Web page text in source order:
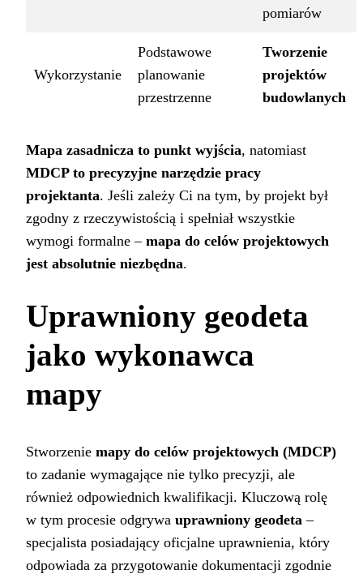
pomiarów
Wykorzystanie
Podstawowe
planowanie
przestrzenne
Tworzenie
projektów
budowlanych
Mapa zasadnicza to punkt wyjścia, natomiast
MDCP to precyzyjne narzędzie pracy
projektanta. Jeśli zależy Ci na tym, by projekt był
zgodny z rzeczywistością i spełniał wszystkie
wymogi formalne – mapa do celów projektowych
jest absolutnie niezbędna.
Uprawniony geodeta
jako wykonawca
mapy
Stworzenie mapy do celów projektowych (MDCP)
to zadanie wymagające nie tylko precyzji, ale
również odpowiednich kwalifikacji. Kluczową rolę
w tym procesie odgrywa uprawniony geodeta –
specjalista posiadający oficjalne uprawnienia, który
odpowiada za przygotowanie dokumentacji zgodnie